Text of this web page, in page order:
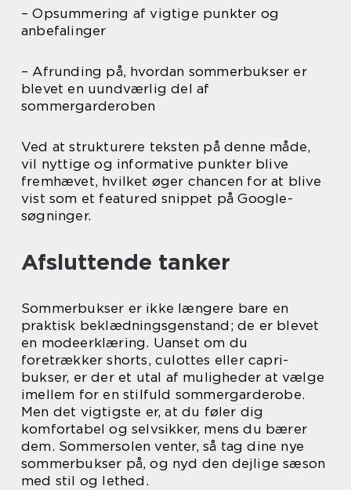
– Opsummering af vigtige punkter og
anbefalinger
– Afrunding på, hvordan sommerbukser er
blevet en uundværlig del af
sommergarderoben
Ved at strukturere teksten på denne måde,
vil nyttige og informative punkter blive
fremhævet, hvilket øger chancen for at blive
vist som et featured snippet på Google-
søgninger.
Afsluttende tanker
Sommerbukser er ikke længere bare en
praktisk beklædningsgenstand; de er blevet
en modeerklæring. Uanset om du
foretrækker shorts, culottes eller capri-
bukser, er der et utal af muligheder at vælge
imellem for en stilfuld sommergarderobe.
Men det vigtigste er, at du føler dig
komfortabel og selvsikker, mens du bærer
dem. Sommersolen venter, så tag dine nye
sommerbukser på, og nyd den dejlige sæson
med stil og lethed.